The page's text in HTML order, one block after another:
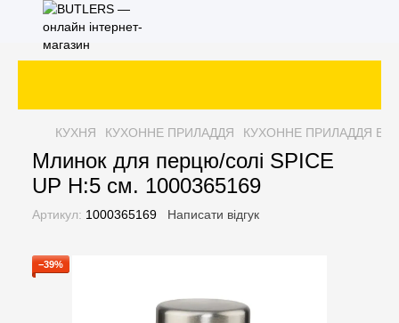
КУХНЯ КУХОННЕ ПРИЛАДДЯ КУХОННЕ ПРИЛАДДЯ
Млинок для перцю/солі SPICE
UP H:5 см. 1000365169
Артикул: 1000365169 Написати відгук
−39%